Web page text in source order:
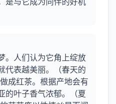
。人们认为它角上绽放
代表越美丽。（春天的
成红茶。根据产地会有
的叶子香气浓郁。（夏